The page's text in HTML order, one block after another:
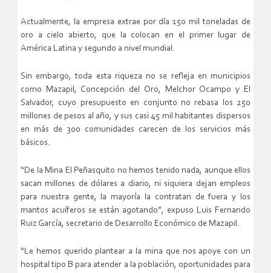
Actualmente, la empresa extrae por día 150 mil toneladas de
oro a cielo abierto, que la colocan en el primer lugar de
América Latina y segundo a nivel mundial.
Sin embargo, toda esta riqueza no se refleja en municipios
como Mazapil, Concepción del Oro, Melchor Ocampo y El
Salvador, cuyo presupuesto en conjunto no rebasa los 250
millones de pesos al año, y sus casi 45 mil habitantes dispersos
en más de 300 comunidades carecen de los servicios más
básicos.
“De la Mina El Peñasquito no hemos tenido nada, aunque ellos
sacan millones de dólares a diario, ni siquiera dejan empleos
para nuestra gente, la mayoría la contratan de fuera y los
mantos acuíferos se están agotando”, expuso Luis Fernando
Ruiz García, secretario de Desarrollo Económico de Mazapil.
“Le hemos querido plantear a la mina que nos apoye con un
hospital tipo B para atender a la población, oportunidades para